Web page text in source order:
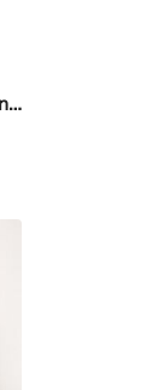
Langarmshirt - Rundhals-Ausschnitt - Schwarz